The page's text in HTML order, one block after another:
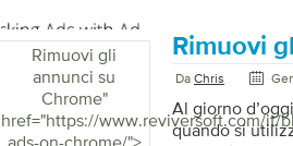
esperienza di
Firefox. È
interrotte e
Ad Remover
annunci. […]
Rimuovi gli
annunci su
Chrome"
href="https://www.reviversoft.com/it/
ads-on-chrome/">
Rimuovi
Da Chris
Al giorno
quando si